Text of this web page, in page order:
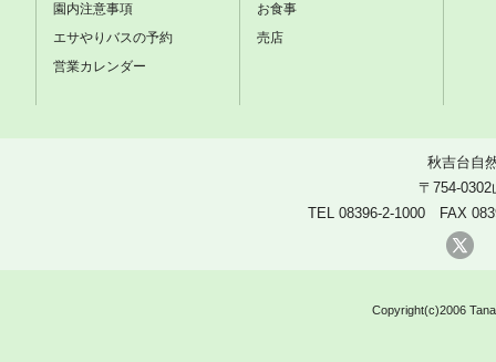
園内注意事項
エサやりバスの予約
営業カレンダー
お食事
売店
秋吉台自
〒754-
TEL 08396-2-1000 FAX
X
Copyright(c)2006